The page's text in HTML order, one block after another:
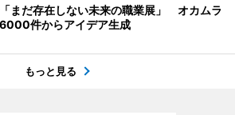
まだ存在しない未来の職業展」 オカムラ
件からアイデア生成
もっと見る